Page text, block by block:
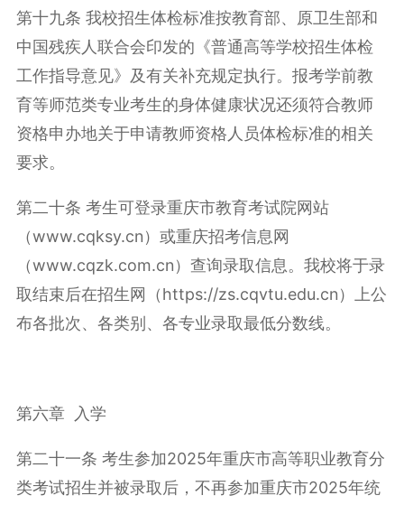
第十九条 我校招生体检标准按教育部、原卫生部和
中国残疾人联合会印发的《普通高等学校招生体检
工作指导意见》及有关补充规定执行。报考学前教
育等师范类专业考生的身体健康状况还须符合教师
资格申办地关于申请教师资格人员体检标准的相关
要求。
第二十条 考生可登录重庆市教育考试院网站
（www.cqksy.cn）或重庆招考信息网
（www.cqzk.com.cn）查询录取信息。我校将于录
取结束后在招生网（https://zs.cqvtu.edu.cn）上公
布各批次、各类别、各专业录取最低分数线。
第六章 入学
第二十一条 考生参加2025年重庆市高等职业教育分
类考试招生并被录取后，不再参加重庆市2025年统